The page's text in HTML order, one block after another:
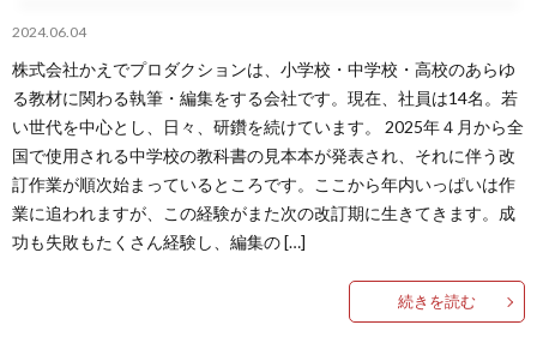
2024.06.04
株式会社かえでプロダクションは、小学校・中学校・高校のあらゆ
る教材に関わる執筆・編集をする会社です。現在、社員は14名。若
い世代を中心とし、日々、研鑽を続けています。 2025年４月から全
国で使用される中学校の教科書の見本本が発表され、それに伴う改
訂作業が順次始まっているところです。ここから年内いっぱいは作
業に追われますが、この経験がまた次の改訂期に生きてきます。成
功も失敗もたくさん経験し、編集の […]
続きを読む